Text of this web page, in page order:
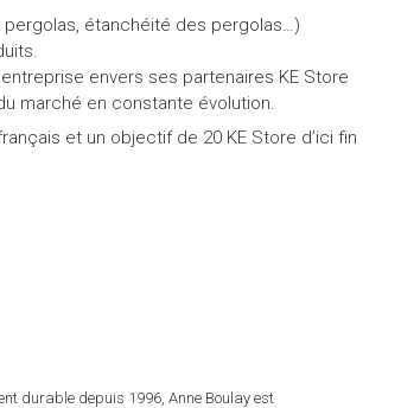
étanchéité des pergolas…)
envers ses partenaires KE Store
marché en constante évolution.
et un objectif de 20 KE Store d’ici fin
durable depuis 1996, Anne Boulay est